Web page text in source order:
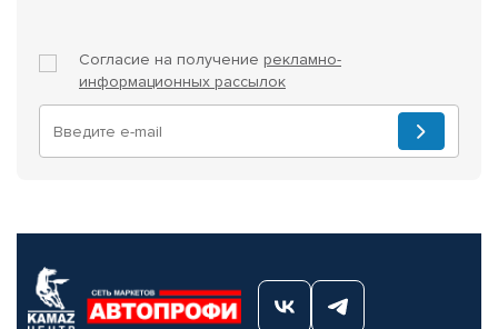
Согласие на получение рекламно-
информационных рассылок